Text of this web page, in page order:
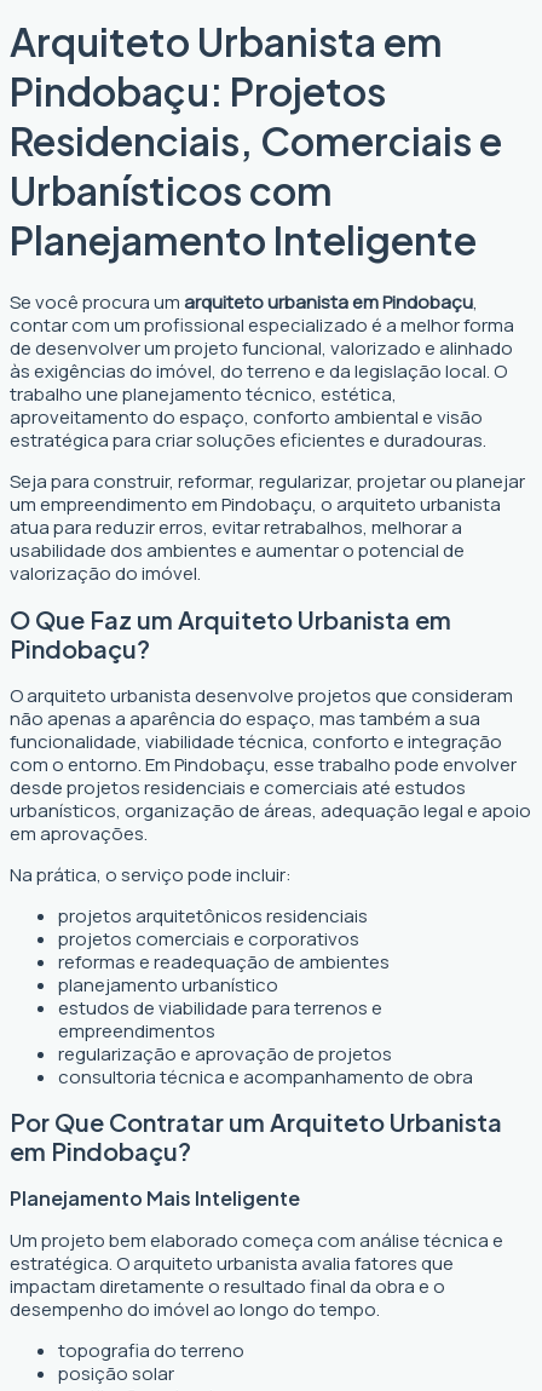
Arquiteto Urbanista em
Pindobaçu: Projetos
Residenciais, Comerciais e
Urbanísticos com
Planejamento Inteligente
Se você procura umarquiteto urbanista em Pindobaçu,
contar com um profissional especializado é a melhor forma
de desenvolver um projeto funcional, valorizado e alinhado
às exigências do imóvel, do terreno e da legislação local. O
trabalho une planejamento técnico, estética,
aproveitamento do espaço, conforto ambiental e visão
estratégica para criar soluções eficientes e duradouras.
Seja para construir, reformar, regularizar, projetar ou planejar
um empreendimento em Pindobaçu, o arquiteto urbanista
atua para reduzir erros, evitar retrabalhos, melhorar a
usabilidade dos ambientes e aumentar o potencial de
valorização do imóvel.
O Que Faz um Arquiteto Urbanista em
Pindobaçu?
O arquiteto urbanista desenvolve projetos que consideram
não apenas a aparência do espaço, mas também a sua
funcionalidade, viabilidade técnica, conforto e integração
com o entorno. Em Pindobaçu, esse trabalho pode envolver
desde projetos residenciais e comerciais até estudos
urbanísticos, organização de áreas, adequação legal e apoio
em aprovações.
Na prática, o serviço pode incluir:
projetos arquitetônicos residenciais
projetos comerciais e corporativos
reformas e readequação de ambientes
planejamento urbanístico
estudos de viabilidade para terrenos e
empreendimentos
regularização e aprovação de projetos
consultoria técnica e acompanhamento de obra
Por Que Contratar um Arquiteto Urbanista
em Pindobaçu?
Planejamento Mais Inteligente
Um projeto bem elaborado começa com análise técnica e
estratégica. O arquiteto urbanista avalia fatores que
impactam diretamente o resultado final da obra e o
desempenho do imóvel ao longo do tempo.
topografia do terreno
posição solar